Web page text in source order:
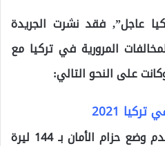
عاجل”, فقد نشرت الجريدة
المرورية في تركيا مع
2021
– يخالف السائق في حال عدم وضع حزام الأمان بـ 144 ليرة